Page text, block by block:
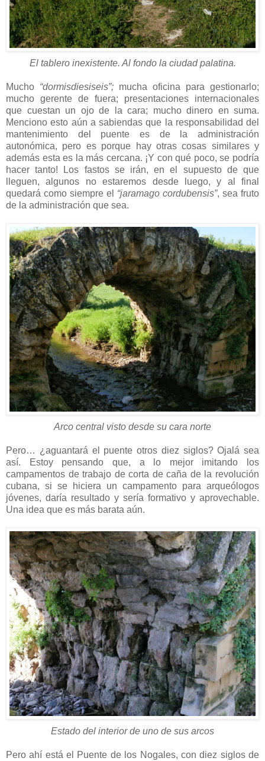
El tablero inexistente. Al fondo la ciudad palatina.
Mucho “dormisdiesiseis”; mucha oficina para gestionarlo;
mucho gerente de fuera; presentaciones internacionales
que cuestan un ojo de la cara; mucho dinero en suma.
Menciono esto aún a sabiendas que la responsabilidad del
mantenimiento del puente es de la administración
autonómica, pero es porque hay otras cosas similares y
además esta es la más cercana. ¡Y con qué poco, se podría
hacer tanto! Los fastos se irán, en el supuesto de que
lleguen, algunos no estaremos desde luego, y al final
quedará como siempre el “jaramago cordubensis”, sea fruto
de la administración que sea.
Arco central visto desde su cara norte
Pero… ¿aguantará el puente otros diez siglos? Ojalá sea
así. Estoy pensando que, a lo mejor imitando los
campamentos de trabajo de corta de caña de la revolución
cubana, si se hiciera un campamento para arqueólogos
jóvenes, daría resultado y sería formativo y aprovechable.
Una idea que es más barata aún.
Estado del interior de uno de sus arcos
Pero ahí está el Puente de los Nogales, con diez siglos de